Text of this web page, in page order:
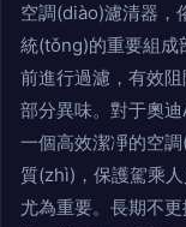
空調(diào)濾清器，
統(tǒng)的重要組成
前進行過濾，有效
部分異味。對于奧
一個高效潔凈的空
質(zhì)，保護駕乘
尤為重要。長期不